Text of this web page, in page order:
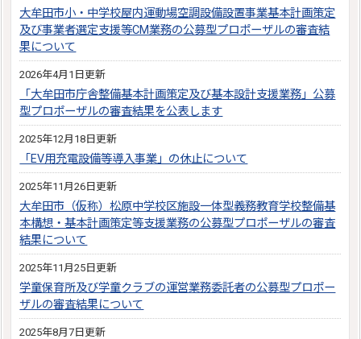
大牟田市小・中学校屋内運動場空調設備設置事業基本計画策定
及び事業者選定支援等CM業務の公募型プロポーザルの審査結
果について
2026年4月1日更新
「大牟田市庁舎整備基本計画策定及び基本設計支援業務」公募
型プロポーザルの審査結果を公表します
2025年12月18日更新
「EV用充電設備等導入事業」の休止について
2025年11月26日更新
大牟田市（仮称）松原中学校区施設一体型義務教育学校整備基
本構想・基本計画策定等支援業務の公募型プロポーザルの審査
結果について
2025年11月25日更新
学童保育所及び学童クラブの運営業務委託者の公募型プロポー
ザルの審査結果について
2025年8月7日更新